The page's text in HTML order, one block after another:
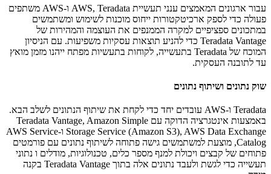
עבור ארגונים המאמצים ענני תעשיית AWS, Teradata ו-AWS משתפים
פעולה כדי לספק ארכיטקטורות ייחוס מוכנות לשימוש ומשתמשים
במתכונים ספציפיים למקרה הממנפים את העוצמה והמהירות של
Teradata Vantage כדי להניע תוצאות עסקיות משפיעות. עם הניסיון
המוכח של Teradata בתעשייה, לקוחות בתעשיות מפתח ייהנו מזמן מואץ
עד לתובנה העסקית.
שוק נתונים ושיתוף נתונים
Teradata ו-AWS עובדים יחד כדי לקחת את שיתוף הנתונים לשלב הבא.
באמצעות אינטגרציה הדוקה עם Teradata Vantage, Amazon Simple
Storage Service (Amazon S3), AWS Data Exchange ו-AWS Service
Catalog, מוצעת למשתמשים גישה פתוחה לשיתוף נתונים עם פורמטים
פתוחים של קבצים ויכולת למנף מספר כלים, טכנולוגיות, מודלים ו נתוני
תעשייה כדי לגשת ולעבד נתונים אלה בתוך Teradata Vantage בקנה